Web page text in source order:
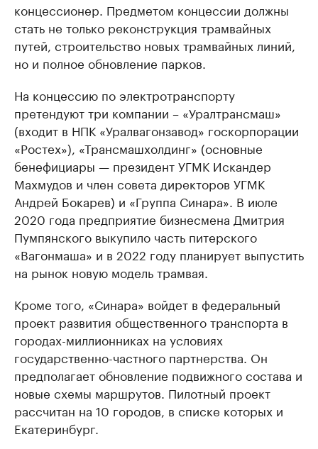
концессионер. Предметом концессии должны
стать не только реконструкция трамвайных
путей, строительство новых трамвайных линий,
но и полное обновление парков.
На концессию по электротранспорту
претендуют три компании – «Уралтрансмаш»
(входит в НПК «Уралвагонзавод» госкорпорации
«Ростех»), «Трансмашхолдинг» (основные
бенефициары — президент УГМК Искандер
Махмудов и член совета директоров УГМК
Андрей Бокарев) и «Группа Синара». В июле
2020 года предприятие бизнесмена Дмитрия
Пумпянского выкупило часть питерского
«Вагонмаша» и в 2022 году планирует выпустить
на рынок новую модель трамвая.
Кроме того, «Синара» войдет в федеральный
проект развития общественного транспорта в
городах-миллионниках на условиях
государственно-частного партнерства. Он
предполагает обновление подвижного состава и
новые схемы маршрутов. Пилотный проект
рассчитан на 10 городов, в списке которых и
Екатеринбург.